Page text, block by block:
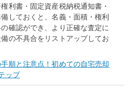
利書・固定資産税納税通知書・
しておくと、名義・面積・権利
確認ができ、より正確な査定に
の不具合をリストアップしてお
順と注意点！初めての自宅売却
ップ